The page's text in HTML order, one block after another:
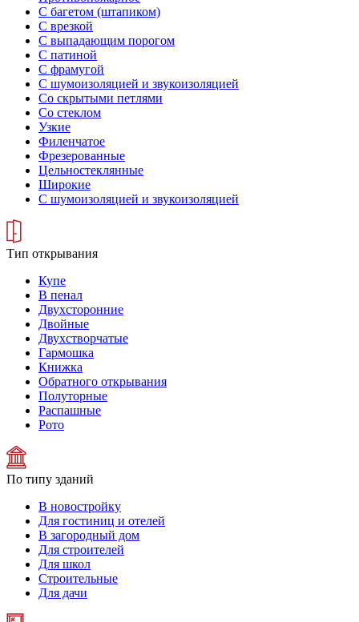
С багетом (штапиком)
С врезкой
С выпадающим порогом
С патиной
С фрамугой
С шумоизоляцией и звукоизоляцией
Со скрытыми петлями
Со стеклом
Узкие
Филенчатое
Фрезерованные
Цельностеклянные
Широкие
С шумоизоляцией и звукоизоляцией
Тип открывания
Купе
В пенал
Двухсторонние
Двойные
Двухстворчатые
Гармошка
Книжка
Обратного открывания
Полуторные
Распашные
Рото
По типу зданий
В новостройку
Для гостиниц и отелей
В загородный дом
Для строителей
Для школ
Строительные
Для дачи